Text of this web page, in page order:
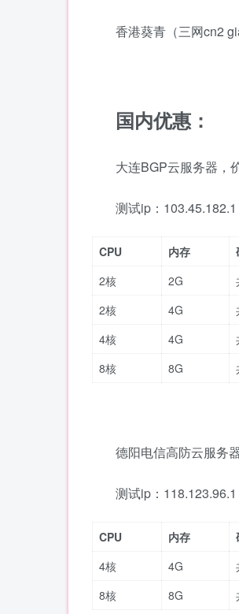
香港葵青（三网cn2
国内优惠：
大连BGP云服务器，
测试ip：
CPU 内存
2核
2G
2核
4G
4核
4G
8核
8G
德阳电信高防云服务
测试ip：
CPU 内存
4核
4G
8核
8G